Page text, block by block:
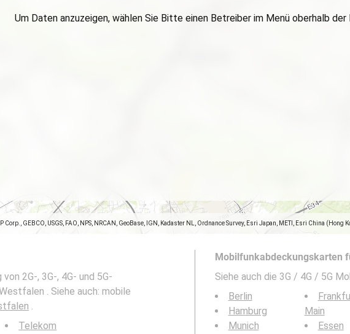
GEBCO, USGS, FAO, NPS, NRCAN, GeoBase, IGN, Kadaster NL, Ordnance Survey, Esri Japan, METI, Esri China
Um Daten anzuzeigen, wählen Sie Bitte einen Betreiber im Menü oberhalb der
2G-, 3G-, 4G- und 5G-
. Siehe auch: mobile
.
Telekom
Mobilfunkabdeckungskarten
Siehe auch die 3G / 4G / 5G
Berlin
Hamburg
Munich
Main
Essen